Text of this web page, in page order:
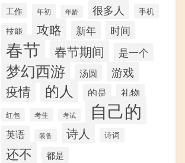
工作 年初 年龄 很多人 手机
技能 攻略 新年 时间
春节 春节期间 是一个
梦幻西游 汤圆 游戏
疫情 的人 的是 礼物
红包 考生 考试 自己的
英语 装备 诗人 诗词
还不 都是